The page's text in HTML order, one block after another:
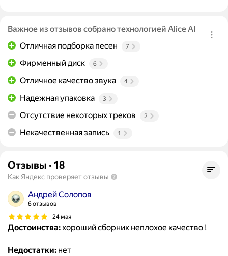
Важное из отзывов собрано технологией Alice AI
Отличная подборка песен
7
Фирменный диск 6
Отличное качество звука 4
Надежная упаковка 3
Отсутствие некоторых треков 2
Некачественная запись 1
Отзывы · 18
Как Яндекс проверяет отзывы
Андрей Солопов
6 отзывов
24 мая
Достоинства:хороший сборник неплохое качество !
Недостатки: нет